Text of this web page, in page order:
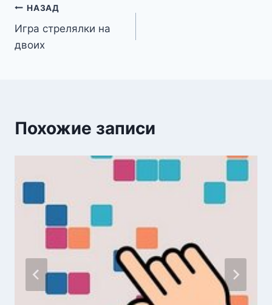
Навигация
по
НАЗАД
Игра стрелялки на
двоих
Похожие записи